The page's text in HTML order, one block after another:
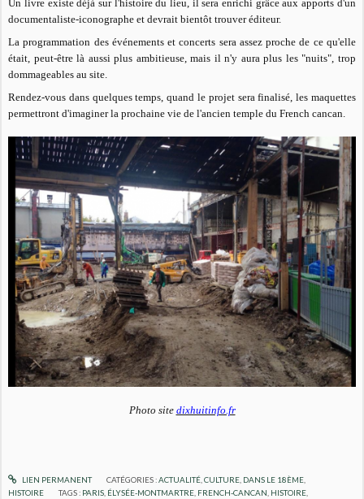
Un livre existe déjà sur l'histoire du lieu, il sera enrichi grâce aux apports d'un
documentaliste-iconographe et devrait bientôt trouver éditeur.
La programmation des événements et concerts sera assez proche de ce qu'elle
était, peut-être là aussi plus ambitieuse, mais il n'y aura plus les "nuits", trop
dommageables au site.
Rendez-vous dans quelques temps, quand le projet sera finalisé, les maquettes
permettront d'imaginer la prochaine vie de l'ancien temple du French cancan.
Photo site dixhuitinfo.fr
LIEN PERMANENT CATÉGORIES :ACTUALITÉ, CULTURE, DANS LE 18ÈME,
HISTOIRE
TAGS : PARIS ÉLYSÉE-MONTMARTRE FRENCH-CANCAN HISTOIRE